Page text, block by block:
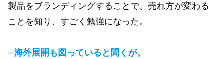
製品をブランディングすることで、売れ方が変わる
ことを知り、すごく勉強になった。
─海外展開も図っていると聞くが。